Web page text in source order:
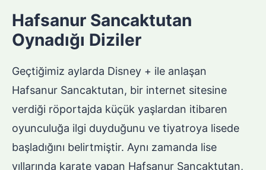
Hafsanur Sancaktutan
Oynadığı Diziler
Geçtiğimiz aylarda Disney + ile anlaşan
Hafsanur Sancaktutan, bir internet sitesine
verdiği röportajda küçük yaşlardan itibaren
oyunculuğa ilgi duyduğunu ve tiyatroya lisede
başladığını belirtmiştir. Aynı zamanda lise
yıllarında karate yapan Hafsanur Sancaktutan,